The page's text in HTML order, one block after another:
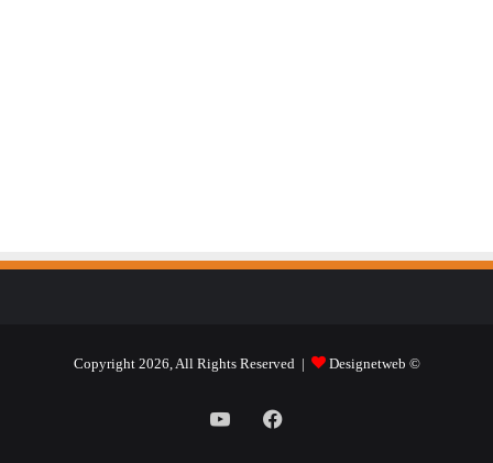
© Copyright 2026, All Rights Reserved |
Designetweb
فيسبوك